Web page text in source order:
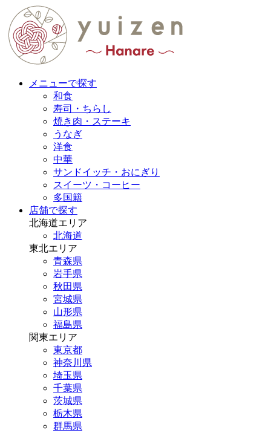
メニューで探す
和食
寿司・ちらし
焼き肉・ステーキ
うなぎ
洋食
中華
サンドイッチ・おにぎり
スイーツ・コーヒー
多国籍
店舗で探す
北海道エリア
北海道
東北エリア
青森県
岩手県
秋田県
宮城県
山形県
福島県
関東エリア
東京都
神奈川県
埼玉県
千葉県
茨城県
栃木県
群馬県